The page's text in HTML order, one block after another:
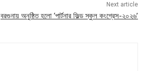
Next article
বরগুনায় অনুষ্ঠিত হলো ‘পার্টনার ফিল্ড স্কুল কংগ্রেস-২০২৬’